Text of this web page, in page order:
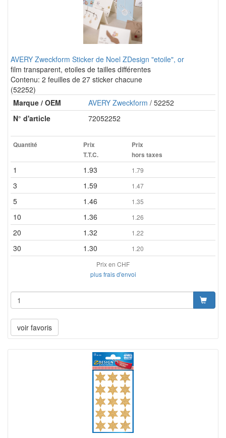
AVERY Zweckform Sticker de Noel ZDesign "etoile", or
film transparent, etoiles de tailles différentes
Contenu: 2 feuilles de 27 sticker chacune
(52252)
Marque / OEM
AVERY Zweckform / 52252
N° d'article
72052252
Quantité
Prix
T.T.C.
Prix
hors taxes
1 1.93 1.79
3 1.59 1.47
5 1.46 1.35
10 1.36 1.26
20 1.32 1.22
30 1.30
1.20
Prix en CHF
plus frais d'envoi
voir favoris